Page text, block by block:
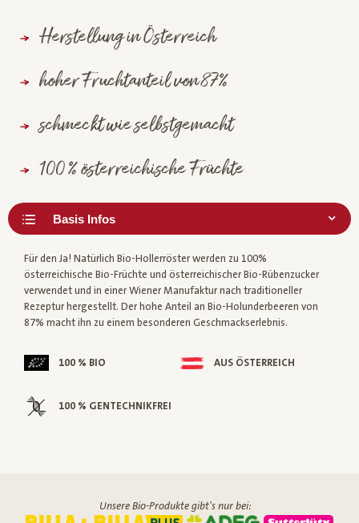
Herstellung in Österreich
hoher Fruchtanteil von 87%
schmeckt wie selbstgemacht
100 % österreichische Früchte
Für den Ja! Natürlich Bio-Hollerröster werden zu 100%
österreichische Bio-Früchte und österreichischer Bio-Rübenzucker
verwendet und in einer Wiener Manufaktur nach traditioneller
Rezeptur hergestellt. Der hohe Anteil an Bio-Holunderbeeren von
87% macht ihn zu einem besonderen Geschmackserlebnis.
100 % BIO AUS ÖSTERREICH
100 % GENTECHNIKFREI
Unsere Bio-Produkte gibt's nur bei: